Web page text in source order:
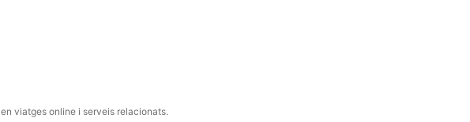
viatges online i serveis relacionats.